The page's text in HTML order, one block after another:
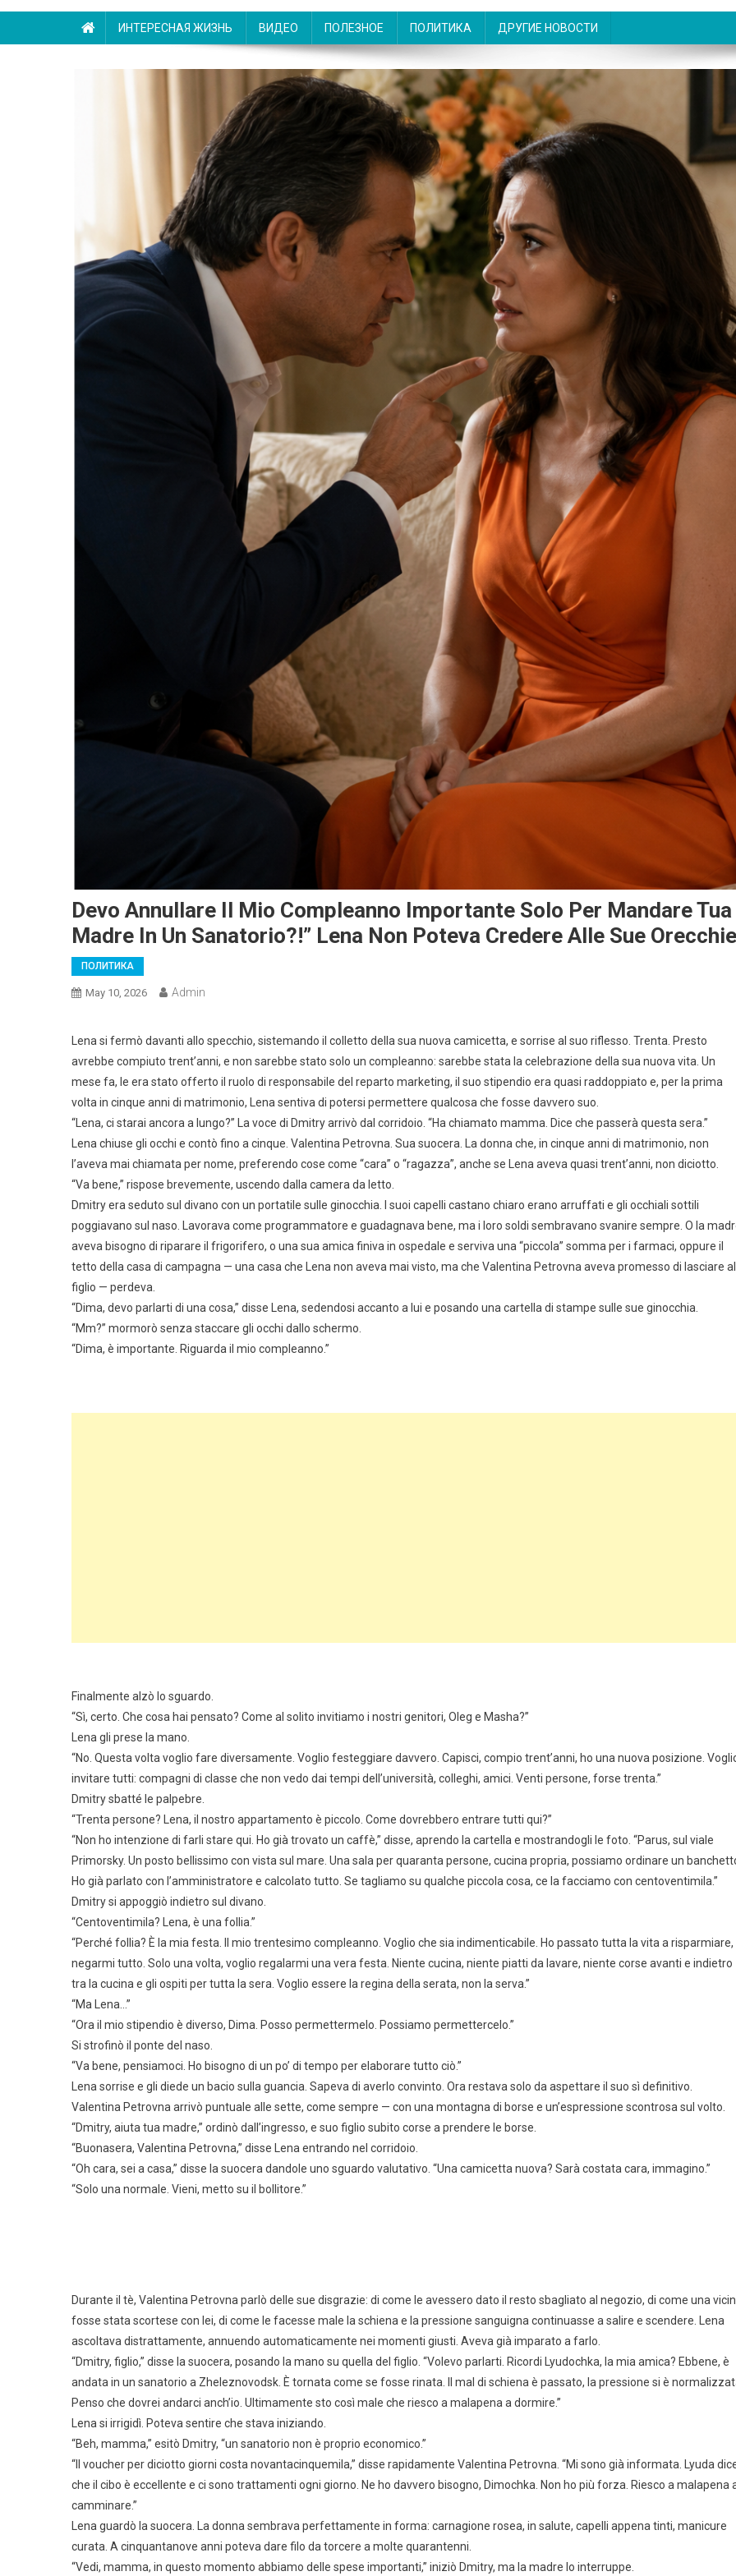
ИНТЕРЕСНАЯ ЖИЗНЬ ВИДЕО ПОЛЕЗНОЕ ПОЛИТИКА ДРУГИЕ НОВОСТИ
Devo Annullare Il Mio Compleanno Importante Solo Per Mandare Tua
Madre In Un Sanatorio?!” Lena Non Poteva Credere Alle Sue
ПОЛИТИКА
May 10, 2026 Admin
Lena si fermò davanti allo specchio, sistemando il colletto della sua nuova camicetta, e sorrise al suo riflesso. Trenta. Presto
avrebbe compiuto trent’anni, e non sarebbe stato solo un compleanno: sarebbe stata la celebrazione della sua nuova vita. Un
mese fa, le era stato offerto il ruolo di responsabile del reparto marketing, il suo stipendio era quasi raddoppiato e, per la prima
volta in cinque anni di matrimonio, Lena sentiva di potersi permettere qualcosa che fosse davvero suo.
“Lena, ci starai ancora a lungo?” La voce di Dmitry arrivò dal corridoio. “Ha chiamato mamma. Dice che passerà questa sera.”
Lena chiuse gli occhi e contò fino a cinque. Valentina Petrovna. Sua suocera. La donna che, in cinque anni di matrimonio, non
l’aveva mai chiamata per nome, preferendo cose come “cara” o “ragazza”, anche se Lena aveva quasi trent’anni, non diciotto.
“Va bene,” rispose brevemente, uscendo dalla camera da letto.
Dmitry era seduto sul divano con un portatile sulle ginocchia. I suoi capelli castano chiaro erano arruffati e gli occhiali sottili
poggiavano sul naso. Lavorava come programmatore e guadagnava bene, ma i loro soldi sembravano svanire sempre. O la
aveva bisogno di riparare il frigorifero, o una sua amica finiva in ospedale e serviva una “piccola” somma per i farmaci, oppure il
tetto della casa di campagna — una casa che Lena non aveva mai visto, ma che Valentina Petrovna aveva promesso di lasciare al
figlio — perdeva.
“Dima, devo parlarti di una cosa,” disse Lena, sedendosi accanto a lui e posando una cartella di stampe sulle sue ginocchia.
“Mm?” mormorò senza staccare gli occhi dallo schermo.
“Dima, è importante. Riguarda il mio compleanno.”
Finalmente alzò lo sguardo.
“Sì, certo. Che cosa hai pensato? Come al solito invitiamo i nostri genitori, Oleg e Masha?”
Lena gli prese la mano.
“No. Questa volta voglio fare diversamente. Voglio festeggiare davvero. Capisci, compio trent’anni, ho una nuova posizione.
invitare tutti: compagni di classe che non vedo dai tempi dell’università, colleghi, amici. Venti persone, forse trenta.”
Dmitry sbatté le palpebre.
“Trenta persone? Lena, il nostro appartamento è piccolo. Come dovrebbero entrare tutti qui?”
“Non ho intenzione di farli stare qui. Ho già trovato un caffè,” disse, aprendo la cartella e mostrandogli le foto. “Parus, sul viale
Primorsky. Un posto bellissimo con vista sul mare. Una sala per quaranta persone, cucina propria, possiamo ordinare un
Ho già parlato con l’amministratore e calcolato tutto. Se tagliamo su qualche piccola cosa, ce la facciamo con centoventimila.”
Dmitry si appoggiò indietro sul divano.
“Centoventimila? Lena, è una follia.”
“Perché follia? È la mia festa. Il mio trentesimo compleanno. Voglio che sia indimenticabile. Ho passato tutta la vita a risparmiare,
negarmi tutto. Solo una volta, voglio regalarmi una vera festa. Niente cucina, niente piatti da lavare, niente corse avanti e indietro
tra la cucina e gli ospiti per tutta la sera. Voglio essere la regina della serata, non la serva.”
“Ma Lena…”
“Ora il mio stipendio è diverso, Dima. Posso permettermelo. Possiamo permettercelo.”
Si strofinò il ponte del naso.
“Va bene, pensiamoci. Ho bisogno di un po’ di tempo per elaborare tutto ciò.”
Lena sorrise e gli diede un bacio sulla guancia. Sapeva di averlo convinto. Ora restava solo da aspettare il suo sì definitivo.
Valentina Petrovna arrivò puntuale alle sette, come sempre — con una montagna di borse e un’espressione scontrosa sul volto.
“Dmitry, aiuta tua madre,” ordinò dall’ingresso, e suo figlio subito corse a prendere le borse.
“Buonasera, Valentina Petrovna,” disse Lena entrando nel corridoio.
“Oh cara, sei a casa,” disse la suocera dandole uno sguardo valutativo. “Una camicetta nuova? Sarà costata cara, immagino.”
“Solo una normale. Vieni, metto su il bollitore.”
Durante il tè, Valentina Petrovna parlò delle sue disgrazie: di come le avessero dato il resto sbagliato al negozio, di come una
fosse stata scortese con lei, di come le facesse male la schiena e la pressione sanguigna continuasse a salire e scendere. Lena
ascoltava distrattamente, annuendo automaticamente nei momenti giusti. Aveva già imparato a farlo.
“Dmitry, figlio,” disse la suocera, posando la mano su quella del figlio. “Volevo parlarti. Ricordi Lyudochka, la mia amica? Ebbene, è
andata in un sanatorio a Zheleznovodsk. È tornata come se fosse rinata. Il mal di schiena è passato, la pressione si è
Penso che dovrei andarci anch’io. Ultimamente sto così male che riesco a malapena a dormire.”
Lena si irrigidì. Poteva sentire che stava iniziando.
“Beh, mamma,” esitò Dmitry, “un sanatorio non è proprio economico.”
“Il voucher per diciotto giorni costa novantacinquemila,” disse rapidamente Valentina Petrovna. “Mi sono già informata. Lyuda
che il cibo è eccellente e ci sono trattamenti ogni giorno. Ne ho davvero bisogno, Dimochka. Non ho più forza. Riesco a malapena
camminare.”
Lena guardò la suocera. La donna sembrava perfettamente in forma: carnagione rosea, in salute, capelli appena tinti, manicure
curata. A cinquantanove anni poteva dare filo da torcere a molte quarantenni.
“Vedi, mamma, in questo momento abbiamo delle spese importanti,” iniziò Dmitry, ma la madre lo interruppe.